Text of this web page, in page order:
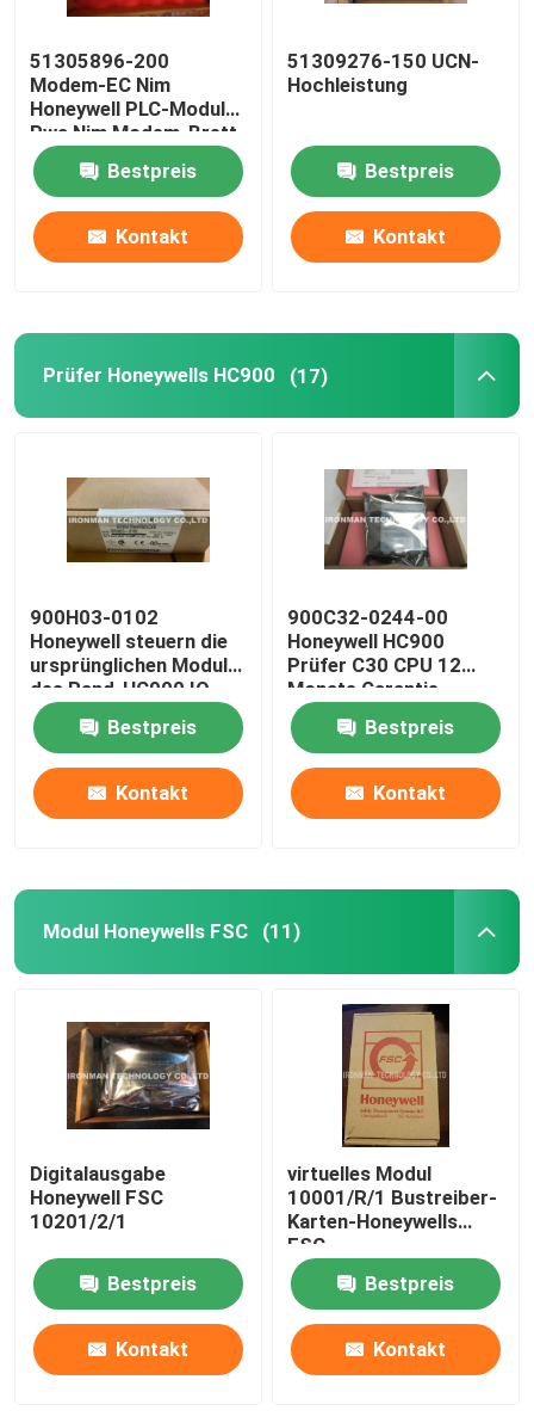
51305896-200
Modem-EC Nim
Honeywell PLC-Modul
Pwa Nim Modem-Brett
Rev C
Bestpreis
Kontakt
51309276-150 UCN-
Hochleistung
Bestpreis
Kontakt
Prüfer Honeywells HC900 (17)
900H03-0102
Honeywell steuern die
ursprünglichen Module
des Rand-HC900 IO
Bestpreis
Kontakt
900C32-0244-00
Honeywell HC900
Prüfer C30 CPU 12
Monate Garantie-
Bestpreis
Kontakt
Modul Honeywells FSC (11)
Digitalausgabe
Honeywell FSC
10201/2/1
Bestpreis
Kontakt
virtuelles Modul
10001/R/1 Bustreiber-
Karten-Honeywells
FSC,
Modul-veraltete Teile
Bestpreis
Kontakt